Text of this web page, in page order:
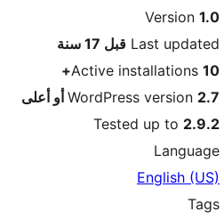
Version 1.0
Last updated قبل 17 سنة
Active installations 10+
WordPress version 2.7 أو أعلى
Tested up to 2.9.2
Language
English (US)
Tags